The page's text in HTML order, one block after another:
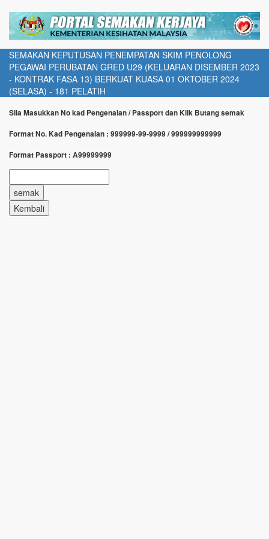
SEMAKAN KEPUTUSAN PENEMPATAN SKIM PENOLONG
PEGAWAI PERUBATAN GRED U29 (KELUARAN DISEMBER 2023
- KONTRAK FASA 13) BERKUAT KUASA 01 OKTOBER 2024
(SELASA) - 181 PELATIH
Sila Masukkan No kad Pengenalan / Passport dan Klik Butang semak
Format No. Kad Pengenalan : 999999-99-9999 / 999999999999
Format Passport : A99999999